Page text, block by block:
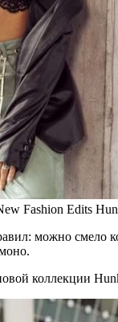
Fashion Edits
можно смело
коллекции